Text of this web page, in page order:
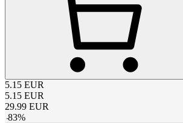
5.15 EUR
5.15 EUR
29.99 EUR
-83%